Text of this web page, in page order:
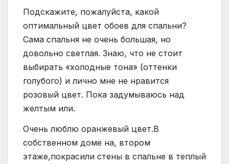
Подскажите, пожалуйста, какой
оптимальный цвет обоев для спальни?
Сама спальня не очень большая, но
довольно светлая. Знаю, что не стоит
выбирать «холодные тона» (оттенки
голубого) и лично мне не нравится
розовый цвет. Пока задумываюсь над
желтым или.
Очень люблю оранжевый цвет.В
собственном доме на, втором
этаже,покрасили стены в спальне в теплый